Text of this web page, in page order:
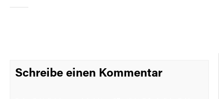
Schreibe einen Kommentar